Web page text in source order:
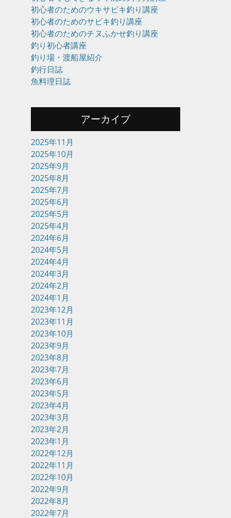
初心者のためのウキサビキ釣り講座
初心者のためのサビキ釣り講座
初心者のためのチヌふかせ釣り講座
釣り初心者講座
釣り場・渡船屋紹介
釣行日誌
魚料理日誌
アーカイブ
2025年11月
2025年10月
2025年9月
2025年8月
2025年7月
2025年6月
2025年5月
2025年4月
2024年6月
2024年5月
2024年4月
2024年3月
2024年2月
2024年1月
2023年12月
2023年11月
2023年10月
2023年9月
2023年8月
2023年7月
2023年6月
2023年5月
2023年4月
2023年3月
2023年2月
2023年1月
2022年12月
2022年11月
2022年10月
2022年9月
2022年8月
2022年7月